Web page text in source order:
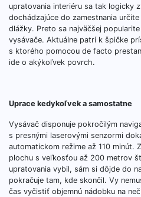
upratovania interiéru sa tak logicky
dochádzajúce do zamestnania
dlážky. Preto sa najväčšej
vysávače. Aktuálne patrí k špičke
s ktorého pomocou de facto
ide o akýkoľvek povrch.
Uprace kedykoľvek a samostatne
Vysávač disponuje pokročilým
s presnými laserovými senzormi
automatickom režime až 110 minút.
plochu s veľkosťou až 200 metrov
upratovania vybil, sám si dôjde do
pokračuje tam, kde skončil. Vy
čas vyčistiť objemnú nádobku na